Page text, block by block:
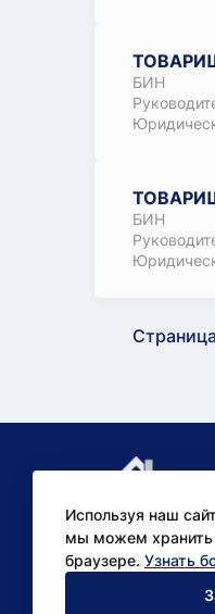
БИН
БИН
Страница
Используя наш
мы можем хранить
браузере. Узнать
Аналитические